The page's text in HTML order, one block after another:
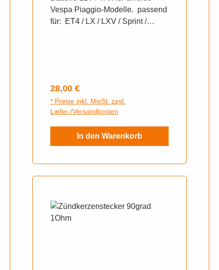
Vespa Piaggio-Modelle. passend
für: ET4 / LX / LXV / Sprint /
Regulärer Preis:
28,00 €
* Preise inkl. MwSt. zzgl.
Liefer-/Versandkosten
In den Warenkorb